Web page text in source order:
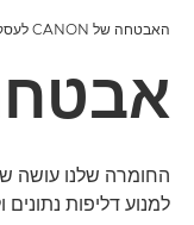
האבטחה של CANON לעסקים
החומרה שלנו עושה
למנוע דליפות